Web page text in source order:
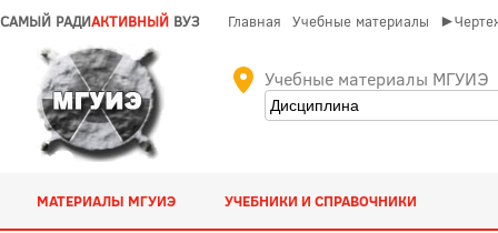
САМЫЙ РАДИАКТИВНЫЙ ВУЗ Главная Учебные материалы
Учебные материалы МГУИЭ
МАТЕРИАЛЫ МГУИЭ УЧЕБНИКИ И СПРАВОЧНИКИ